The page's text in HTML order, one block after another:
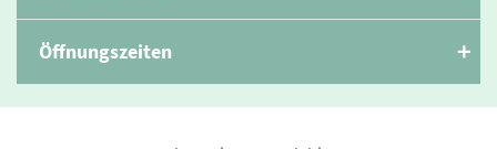
Öffnungszeiten